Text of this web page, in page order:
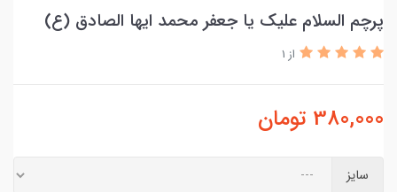
پرچم السلام علیک یا جعفر محمد ایها الصادق (ع)
از 1
380,000 تومان
سایز